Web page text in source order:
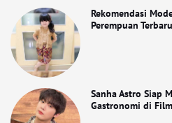
Rekomendasi
Perempuan Terbaru
Sanha Astro Siap
Gastronomi di Film